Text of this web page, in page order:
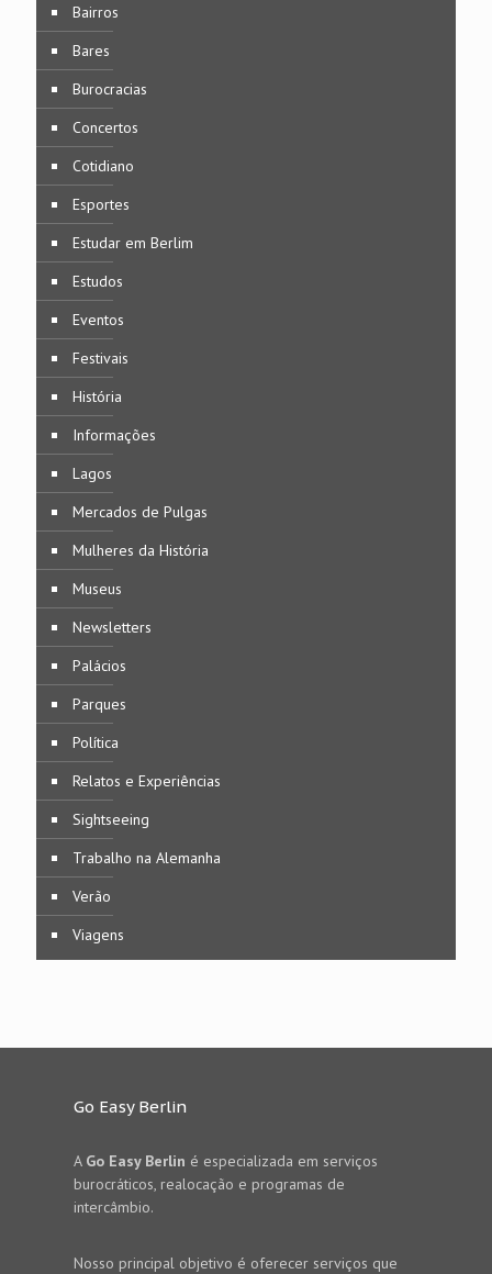
Bairros
Bares
Burocracias
Concertos
Cotidiano
Esportes
Estudar em Berlim
Estudos
Eventos
Festivais
História
Informações
Lagos
Mercados de Pulgas
Mulheres da História
Museus
Newsletters
Palácios
Parques
Política
Relatos e Experiências
Sightseeing
Trabalho na Alemanha
Verão
Viagens
Go Easy Berlin
A Go Easy Berlin é especializada em serviços
burocráticos, realocação e programas de
intercâmbio.
Nosso principal objetivo é oferecer serviços que